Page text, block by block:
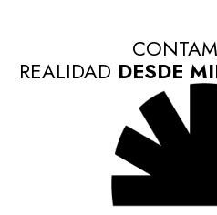
REALIDAD DESDE